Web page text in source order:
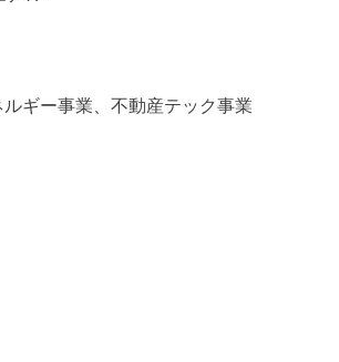
ギー事業、不動産テック事業